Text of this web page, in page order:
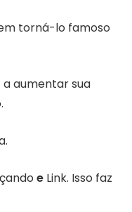
torná-lo famoso
a aumentar sua
e Link. Isso faz